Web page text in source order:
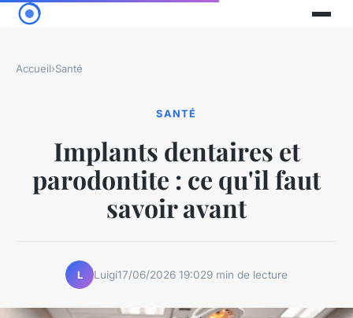
Accueil›Santé
SANTÉ
Implants dentaires et
parodontite : ce qu'il faut
savoir avant
L Luigi17/06/2026 19:029 min de lecture